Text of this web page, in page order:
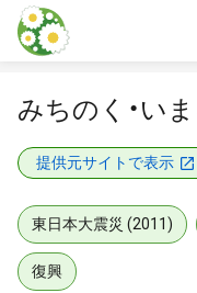
本文に飛ぶ
みちのく・い
提供元サイトで表示
東日本大震災 (2011)
復興